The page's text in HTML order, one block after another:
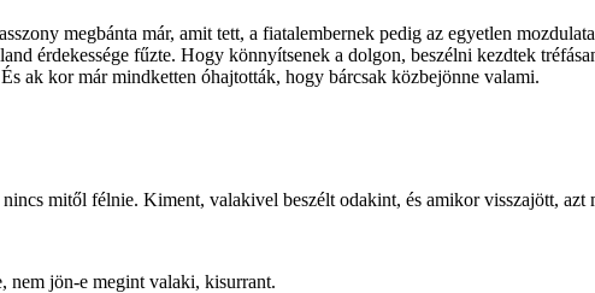
megbánta már, amit tett, a fiatalembernek pedig az egyetlen
érdekessége fűzte. Hogy könnyítsenek a dolgon, beszélni kezdtek
ak kor már mindketten óhajtották, hogy bárcsak közbejönne valami.
mitől félnie. Kiment, valakivel beszélt odakint, és amikor visszajött, azt
nem jön-e megint valaki, kisurrant.